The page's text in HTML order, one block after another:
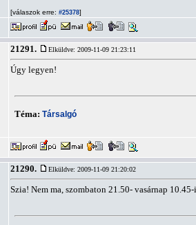
[válaszok erre: #25378]
21291. Elküldve: 2009-11-09 21:23:11
Úgy legyen!
Téma: Társalgó
21290. Elküldve: 2009-11-09 21:20:02
Szia! Nem ma, szombaton 21.50- vasárnap